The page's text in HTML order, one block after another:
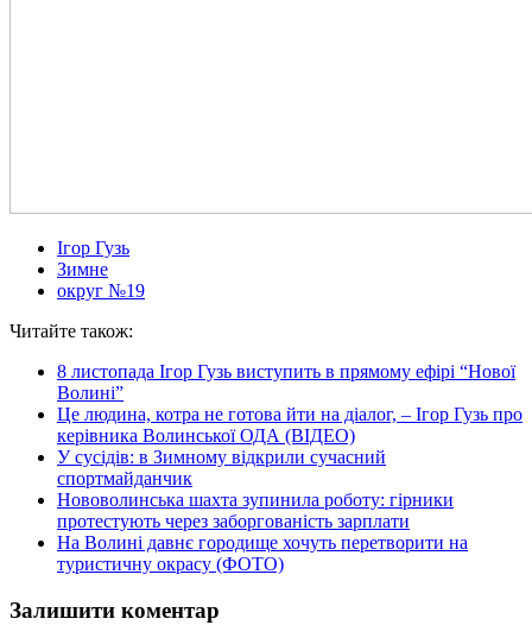
Ігор Гузь
Зимне
округ №19
Читайте також:
8 листопада Ігор Гузь виступить в прямому ефірі “Нової
Волині”
Це людина, котра не готова йти на діалог, – Ігор Гузь про
керівника Волинської ОДА (ВІДЕО)
У сусідів: в Зимному відкрили сучасний
спортмайданчик
Нововолинська шахта зупинила роботу: гірники
протестують через заборгованість зарплати
На Волині давнє городище хочуть перетворити на
туристичну окрасу (ФОТО)
Залишити коментар